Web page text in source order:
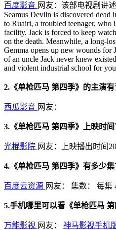
百度影音 网友：该部电视剧讲
Seamus Devlin is discovered dead
to Ruairi, a troubled teenager, who
facility. Jack is forced to keep
on the death. Meanwhile, a long-
Gemma opens up new wounds for
of an uncle Jack never knew
and violent industrial school for
2.《单枪匹马 第四季》的主演有
西瓜影音 网友：
3.《单枪匹马 第四季》上映时间
光棍影院 网友：上映播出时间
4.《单枪匹马 第四季》有多少集
百度云资源 网友： 集数： 每集
5.手机哪里可以看《单枪匹马 第
万能影视 网友： 神马影视手机